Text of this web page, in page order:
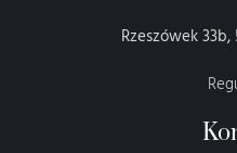
Rzeszówek